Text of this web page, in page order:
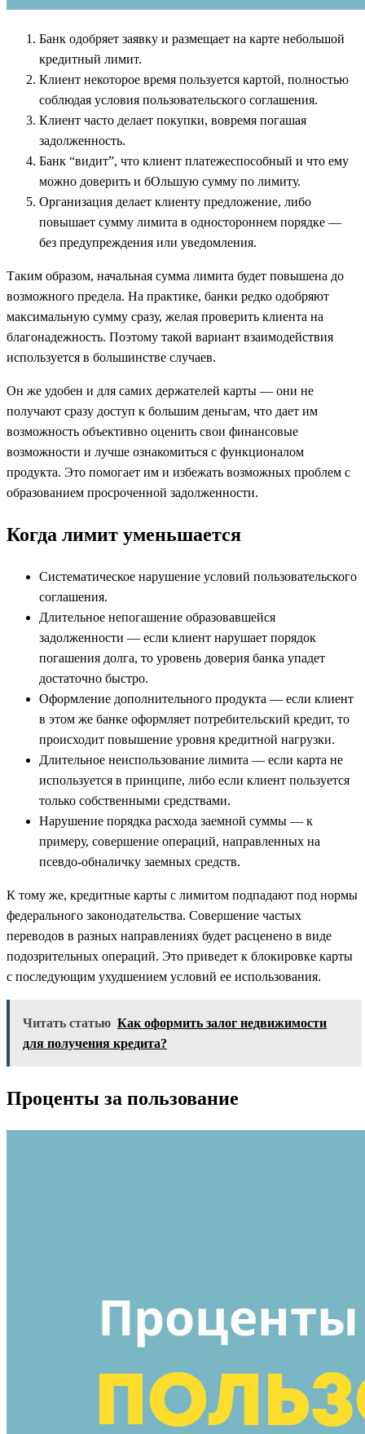
Банк одобряет заявку и размещает на карте небольшой
кредитный лимит.
Клиент некоторое время пользуется картой, полностью
соблюдая условия пользовательского соглашения.
Клиент часто делает покупки, вовремя погашая
задолженность.
Банк “видит”, что клиент платежеспособный и что ему
можно доверить и бОльшую сумму по лимиту.
Организация делает клиенту предложение, либо
повышает сумму лимита в одностороннем порядке —
без предупреждения или уведомления.
Таким образом, начальная сумма лимита будет повышена до
возможного предела. На практике, банки редко одобряют
максимальную сумму сразу, желая проверить клиента на
благонадежность. Поэтому такой вариант взаимодействия
используется в большинстве случаев.
Он же удобен и для самих держателей карты — они не
получают сразу доступ к большим деньгам, что дает им
возможность объективно оценить свои финансовые
возможности и лучше ознакомиться с функционалом
продукта. Это помогает им и избежать возможных проблем с
образованием просроченной задолженности.
Когда лимит уменьшается
Систематическое нарушение условий пользовательского
соглашения.
Длительное непогашение образовавшейся
задолженности — если клиент нарушает порядок
погашения долга, то уровень доверия банка упадет
достаточно быстро.
Оформление дополнительного продукта — если клиент
в этом же банке оформляет потребительский кредит, то
происходит повышение уровня кредитной нагрузки.
Длительное неиспользование лимита — если карта не
используется в принципе, либо если клиент пользуется
только собственными средствами.
Нарушение порядка расхода заемной суммы — к
примеру, совершение операций, направленных на
псевдо-обналичку заемных средств.
К тому же, кредитные карты с лимитом подпадают под нормы
федерального законодательства. Совершение частых
переводов в разных направлениях будет расценено в виде
подозрительных операций. Это приведет к блокировке карты
с последующим ухудшением условий ее использования.
Читать статью Как оформить залог недвижимости
для получения кредита?
Проценты за пользование